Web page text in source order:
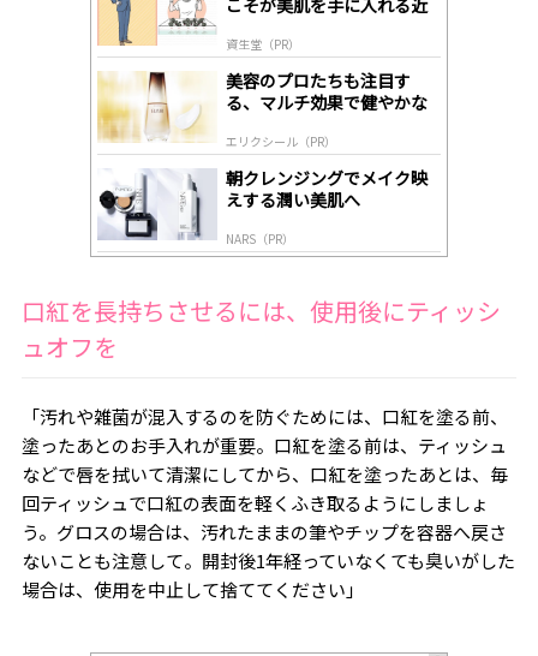
こそが美肌を手に入れる近
資生堂（PR）
美容のプロたちも注目す
る、マルチ効果で健やかな
エリクシール（PR）
朝クレンジングでメイク映
えする潤い美肌へ
NARS（PR）
口紅を長持ちさせるには、使用後にティッシ
ュオフを
「汚れや雑菌が混入するのを防ぐためには、口紅を塗る前、
塗ったあとのお手入れが重要。口紅を塗る前は、ティッシュ
などで唇を拭いて清潔にしてから、口紅を塗ったあとは、毎
回ティッシュで口紅の表面を軽くふき取るようにしましょ
う。グロスの場合は、汚れたままの筆やチップを容器へ戻さ
ないことも注意して。開封後1年経っていなくても臭いがした
場合は、使用を中止して捨ててください」